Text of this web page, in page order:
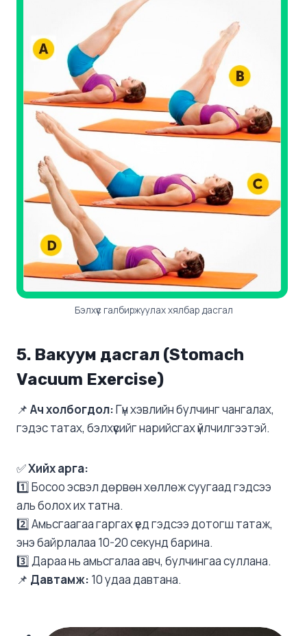
Бэлхүүс галбиржуулах хялбар дасгал
5. Вакуум дасгал (Stomach
Vacuum Exercise)
📌 Ач холбогдол:Гүн хэвлийн булчинг чангалах,
гэдэс татах, бэлхүүсийг нарийсгах үйлчилгээтэй.
✅Хийх арга:
1️⃣ Босоо эсвэл дөрвөн хөллөж суугаад гэдсээ
аль болох их татна.
2️⃣ Амьсгаагаа гаргах үед гэдсээ дотогш татаж,
энэ байрлалаа 10-20 секунд барина.
3️⃣ Дараа нь амьсгалаа авч, булчингаа суллана.
📌 Давтамж: 10 удаа давтана.